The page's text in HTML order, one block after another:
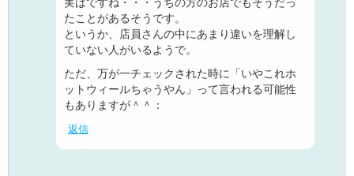
実はですね・・・うちの方のお店でもそうだっ
たことがあるそうです。
というか、店員さんの中にあまり違いを理解し
ていない人がいるようで。
ただ、万が一チェックされた時に「いやこれホ
ットウィールちゃうやん」って言われる可能性
もありますが＾＾：
返信